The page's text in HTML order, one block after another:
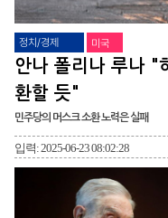
정치/경제 미국
안나 폴리나 루나 "
환할 듯"
민주당의 머스크 소환 노력은 실패
입력: 2025-06-23 08:02:28